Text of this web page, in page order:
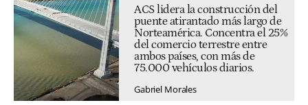
ACS lidera la construcción del
puente atirantado más largo de
Norteamérica. Concentra el 25%
del comercio terrestre entre
ambos países, con más de
75.000 vehículos diarios.
Gabriel Morales